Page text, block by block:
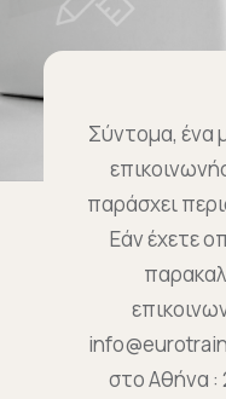
Σύντομα, ένα
παράσχει
Εάν έχετε
στο Αθήνα :